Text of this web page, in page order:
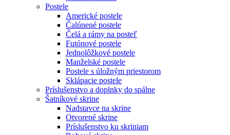
Postele
Americké postele
Čalúnené postele
Čelá a rámy na posteľ
Futónové postele
Jednolôžkové postele
Manželské postele
Postele s úložným priestorom
Sklápacie postele
Príslušenstvo a doplnky do spálne
Šatníkové skrine
Nadstavce na skrine
Otvorené skrine
Príslušenstvo ku skriniam